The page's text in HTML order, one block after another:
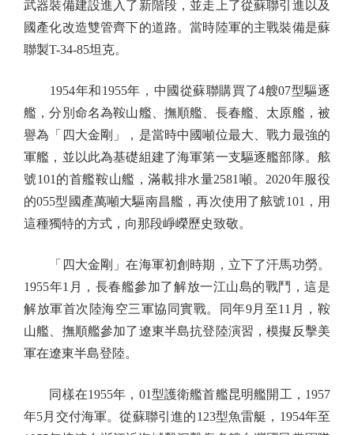
武器裝備建設進入了新階段，並走上了從蘇聯引進以及
國產化改造雙管齊下的道路。當時陸軍的主戰裝備是蘇
聯製T-34-85坦克。
1954年和1955年，中國從蘇聯購買了4艘07型驅逐
艦，分別命名為鞍山艦、撫順艦、長春艦、太原艦，被
譽為「四大金剛」，是當時中國噸位最大、戰力最強的
軍艦，並以此為基礎組建了海軍第一支驅逐艦部隊。舷
號101的首艦鞍山艦，滿載排水量2581噸。2020年服役
的055型國產萬噸大驅南昌艦，再次使用了舷號101，用
這種獨特的方式，向那段崢嶸歷史致敬。
「四大金剛」在海軍初創時期，立下了汗馬功勞。
1955年1月，長春艦參加了解放一江山島的戰鬥，這是
解放軍首次陸海空三軍協同實戰。同年9月至11月，鞍
山艦、撫順艦參加了遼東半島抗登陸演習，模擬反擊美
軍在遼東半島登陸。
同樣在1955年，01型護衛艦首艦昆明艦開工，1957
年5月交付海軍。從蘇聯引進的123型魚雷艇，1954年至